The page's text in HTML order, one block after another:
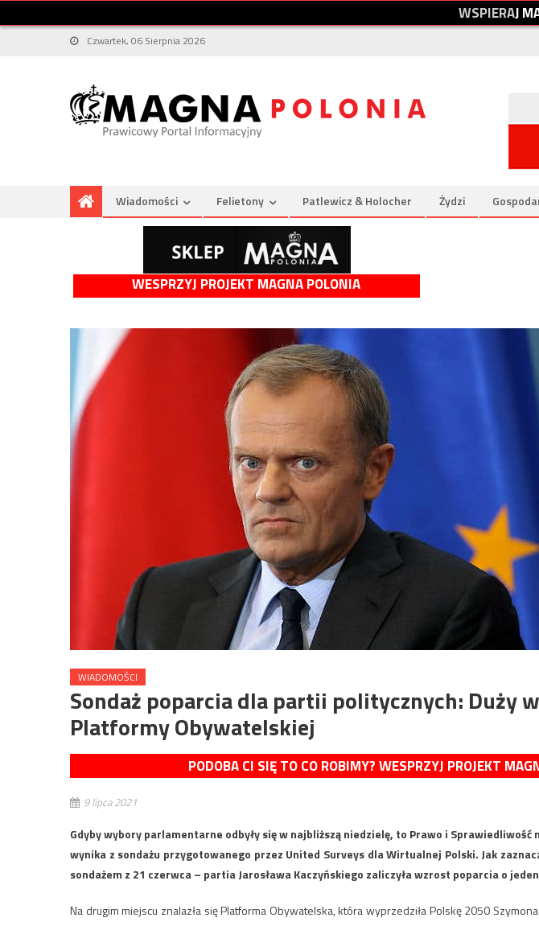
WSPIERAJM
Czwartek, 06 Sierpnia 2026
Wiadomości Felietony Patlewicz & Holocher Żydzi
WESPRZYJ PROJEKT MAGNA POLONIA
WIADOMOŚCI
Sondaż poparcia dla partii politycznych: Duży
Platformy Obywatelskiej
PODOBA CI SIĘ TO CO ROBIMY? WESPRZYJ PROJEKT
9 lipca 2021
Gdyby wybory parlamentarne odbyły się w najbliższą niedzielę, to Prawo i Sprawiedliwość
wynika z sondażu przygotowanego przez United Surveys dla Wirtualnej Polski. Jak
sondażem z 21 czerwca – partia Jarosława Kaczyńskiego zaliczyła wzrost poparcia o
Na drugim miejscu znalazła się Platforma Obywatelska, która wyprzedziła Polskę 2050